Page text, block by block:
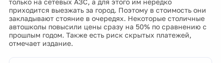
только на сетевых АЗС, а для этого им нередко
приходится выезжать за город. Поэтому в стоимость они
закладывают стояние в очередях. Некоторые столичные
автошколы повысили цены сразу на 50% по сравнению с
прошлым годом. Также есть риск скрытых платежей,
отмечает издание.